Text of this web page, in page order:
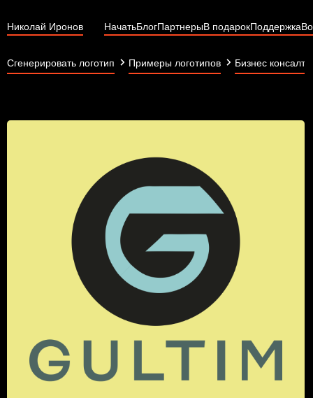
Николай Иронов НачатьБлогПартнерыВ подарокПоддержка
Сгенерировать логотип Примеры логотипов Бизнес